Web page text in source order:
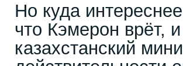
Но куда
что Кэмерон врёт,
казахстанский